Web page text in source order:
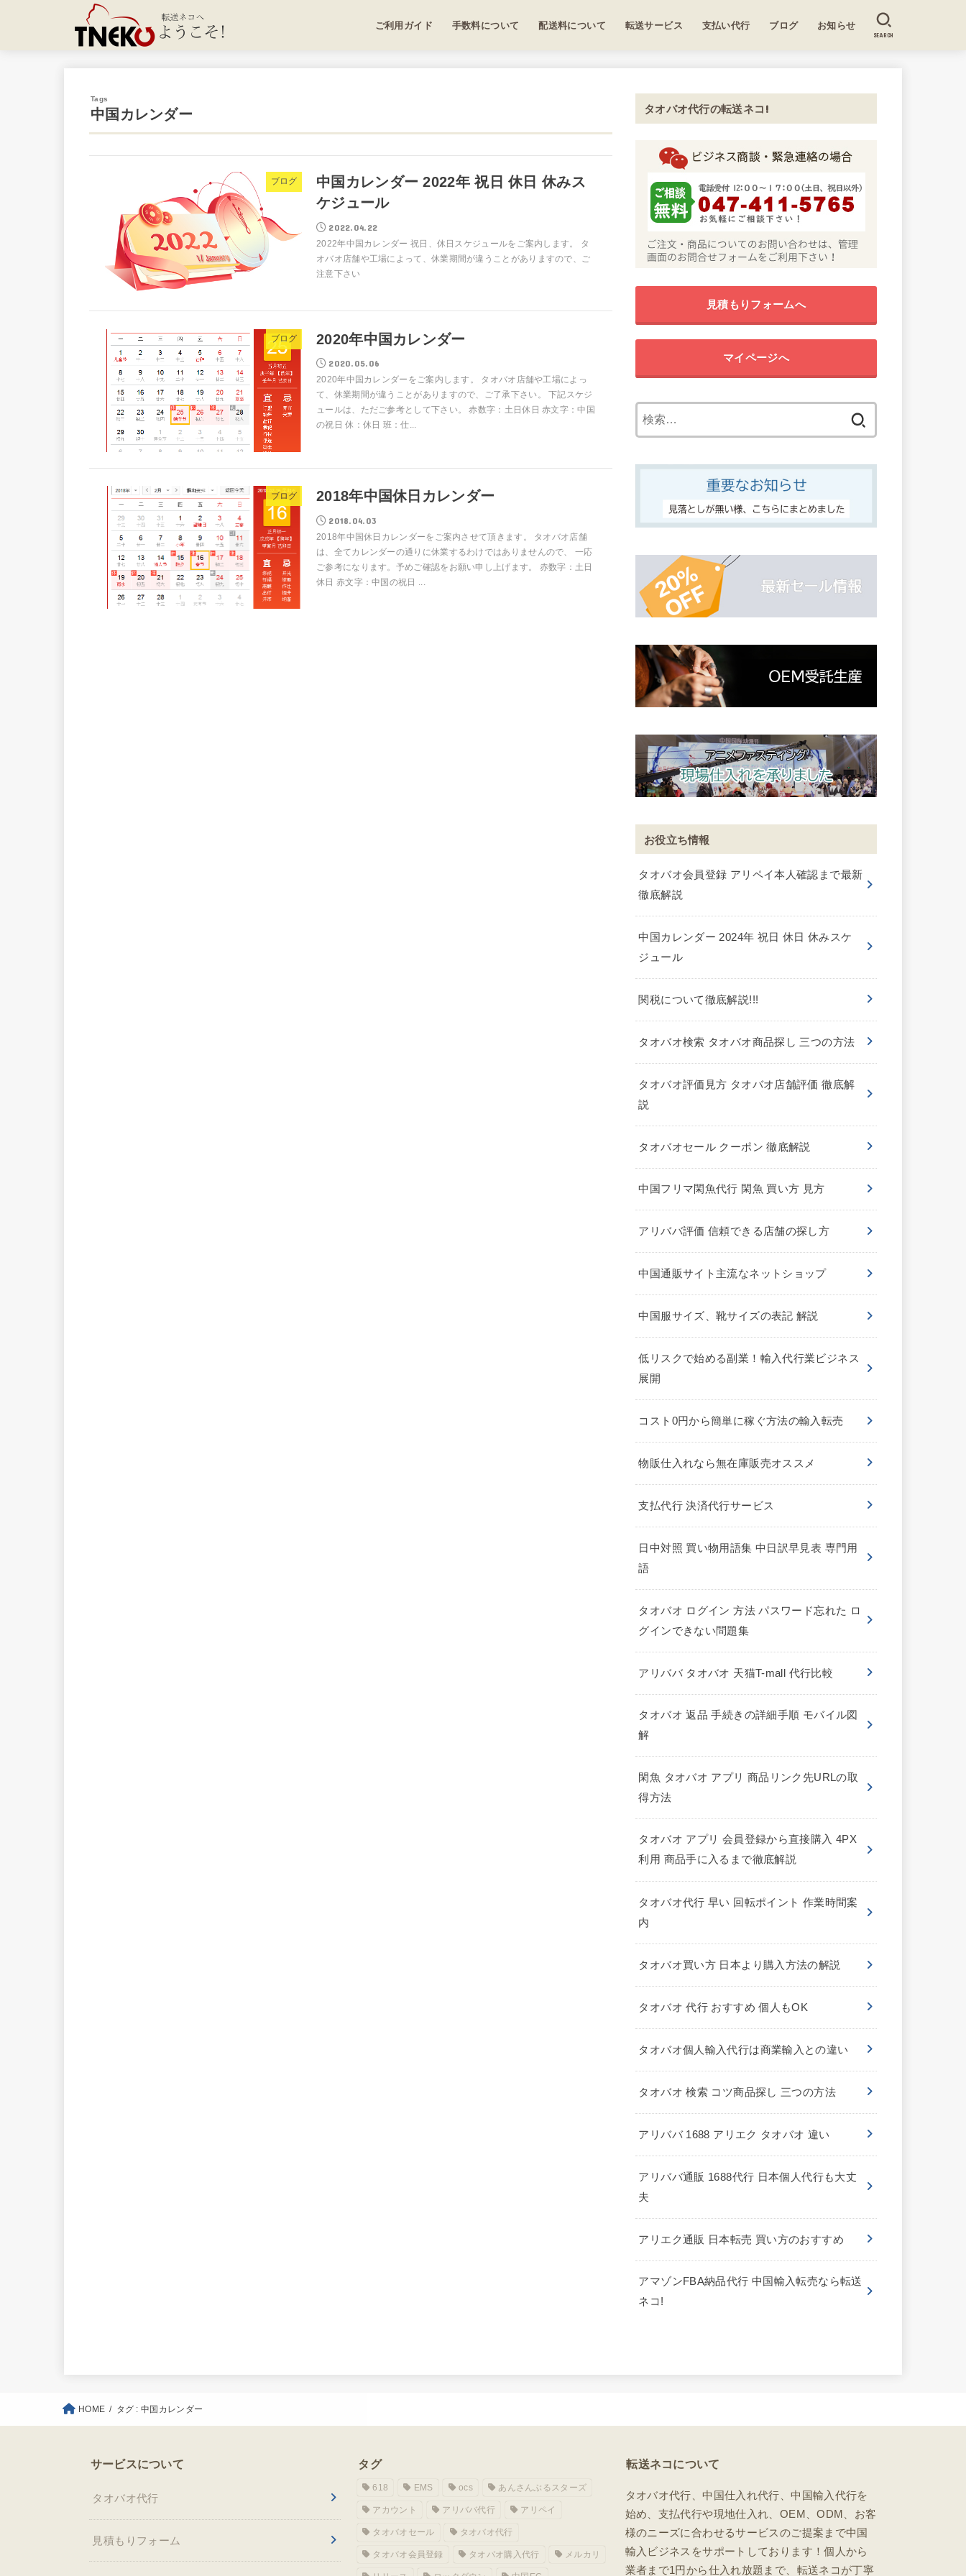
ご利用ガイド 手数料について 配送料について 転送サービス 支払い代行 ブログ お知らせ
SEARCH
中国カレンダー
ブログ
中国カレンダー 2022年 祝日 休日 休みス
ケジュール
2022.04.22
2022年中国カレンダー 祝日、休日スケジュールをご案内します。 タ
オバオ店舗や工場によって、休業期間が違うことがありますので、ご
注意下さい
ブログ 2020年中国カレンダー
2020.05.06
2020年中国カレンダーをご案内します。 タオバオ店舗や工場によっ
て、休業期間が違うことがありますので、ご了承下さい。 下記スケジ
ュールは、ただご参考として下さい。 赤数字：土日休日 赤文字：中国
の祝日 休：休日 班：仕...
ブログ 2018年中国休日カレンダー
2018.04.03
2018年中国休日カレンダーをご案内させて頂きます。 タオバオ店舗
は、全てカレンダーの通りに休業するわけではありませんので、 一応
ご参考になります。予めご確認をお願い申し上げます。 赤数字：土日
休日 赤文字：中国の祝日 ...
タオバオ代行の転送ネコ!
見積もりフォームへ
マイページへ
お役立ち情報
タオバオ会員登録 アリペイ本人確認まで最新
徹底解説
中国カレンダー 2024年 祝日 休日 休みスケ
ジュール
関税について徹底解説!!!
タオバオ検索 タオバオ商品探し 三つの方法
タオバオ評価見方 タオバオ店舗評価 徹底解
説
タオバオセール クーポン 徹底解説
中国フリマ閑魚代行 閑魚 買い方 見方
アリババ評価 信頼できる店舗の探し方
中国通販サイト主流なネットショップ
中国服サイズ、靴サイズの表記 解説
低リスクで始める副業！輸入代行業ビジネス
展開
コスト0円から簡単に稼ぐ方法の輸入転売
物販仕入れなら無在庫販売オススメ
支払代行 決済代行サービス
日中対照 買い物用語集 中日訳早見表 専門用
語
タオバオ ログイン 方法 パスワード忘れた ロ
グインできない問題集
アリババ タオバオ 天猫T-mall 代行比較
タオバオ 返品 手続きの詳細手順 モバイル図
解
閑魚 タオバオ アプリ 商品リンク先URLの取
得方法
タオバオ アプリ 会員登録から直接購入 4PX
利用 商品手に入るまで徹底解説
タオバオ代行 早い 回転ポイント 作業時間案
内
タオバオ買い方 日本より購入方法の解説
タオバオ 代行 おすすめ 個人もOK
タオバオ個人輸入代行は商業輸入との違い
タオバオ 検索 コツ商品探し 三つの方法
アリババ 1688 アリエク タオバオ 違い
アリババ通販 1688代行 日本個人代行も大丈
夫
アリエク通販 日本転売 買い方のおすすめ
アマゾンFBA納品代行 中国輸入転売なら転送
ネコ!
HOME タグ : 中国カレンダー
サービスについて
タオバオ代行
見積もりフォーム
タグ
618 EMS ocs あんさんぶるスターズ
アカウント アリババ代行 アリペイ
タオバオセール タオバオ代行
タオバオ会員登録 タオバオ購入代行 メルカリ
転送ネコについて
タオバオ代行、中国仕入れ代行、中国輸入代行を
始め、支払代行や現地仕入れ、OEM、ODM、お客
様のニーズに合わせるサービスのご提案まで中国
輸入ビジネスをサポートしております！個人から
業者まで1円から仕入れ放題まで、転送ネコが丁寧